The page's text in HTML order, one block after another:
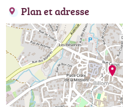
Plan et adresse